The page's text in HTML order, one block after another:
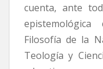
cuenta, ante
Filosofía de la
Teología y